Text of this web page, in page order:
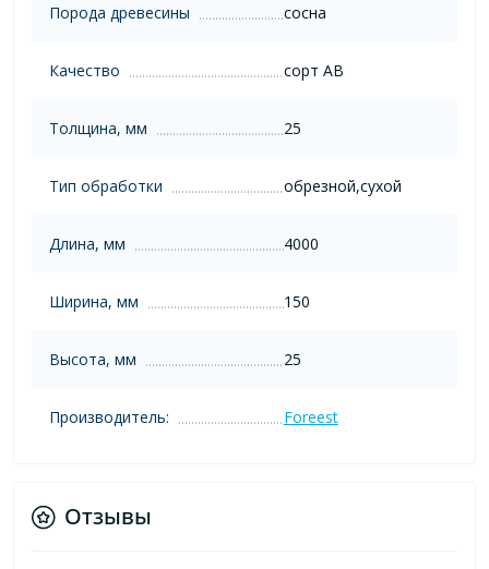
Порода древесины сосна
Качество сорт AB
Толщина, мм 25
Тип обработки обрезной,сухой
Длина, мм 4000
Ширина, мм 150
Высота, мм 25
Производитель: Foreest
Отзывы